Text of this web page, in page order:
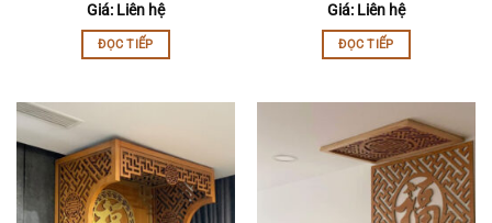
Giá: Liên hệ
ĐỌC TIẾP
Giá: Liên hệ
ĐỌC TIẾP